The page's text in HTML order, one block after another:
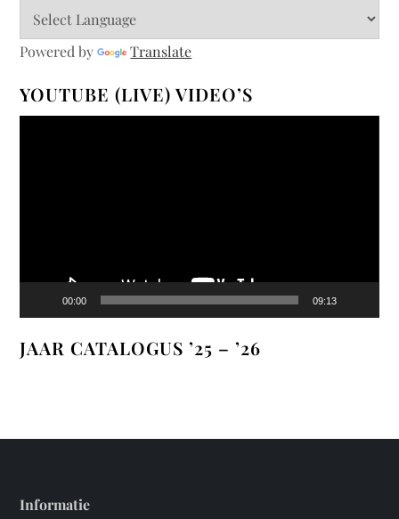
Powered by Translate
YOUTUBE (LIVE) VIDEO’S
00:00 09:13
JAAR CATALOGUS ’25 – ’26
Informatie